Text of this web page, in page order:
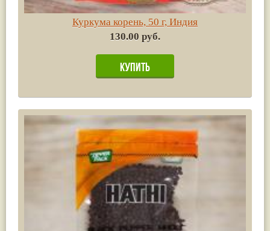
Куркума корень, 50 г, Индия
130.00 руб.